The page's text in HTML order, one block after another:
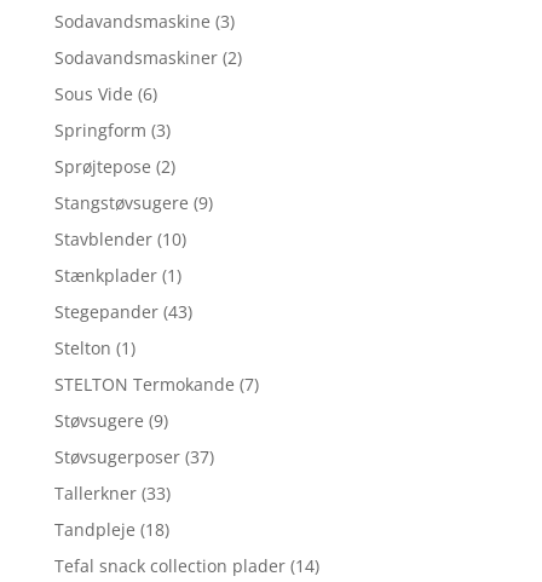
Sodavandsmaskine (3)
Sodavandsmaskiner (2)
Sous Vide (6)
Springform (3)
Sprøjtepose (2)
Stangstøvsugere (9)
Stavblender (10)
Stænkplader (1)
Stegepander (43)
Stelton (1)
STELTON Termokande (7)
Støvsugere (9)
Støvsugerposer (37)
Tallerkner (33)
Tandpleje (18)
Tefal snack collection plader (14)